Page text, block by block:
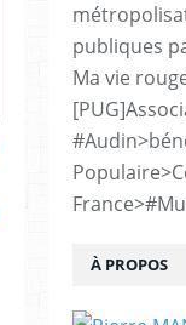
publiques
Ma vie
À PROPOS